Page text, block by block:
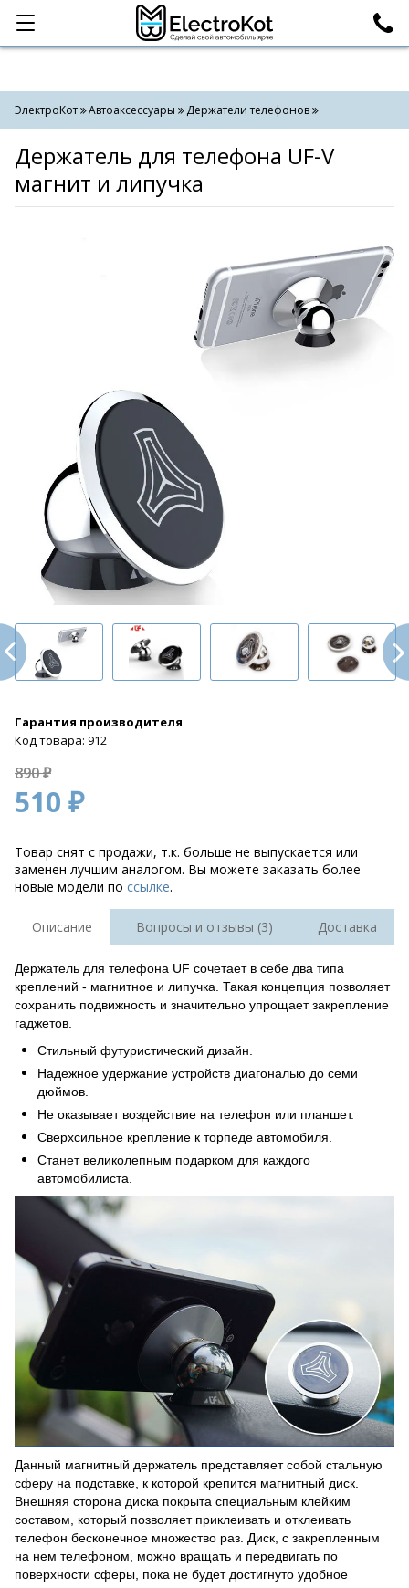
Категории Поиск
ЭлектроКот Автоаксессуары Держатели телефонов
Держатель для телефона UF-V
магнит и липучка
Гарантия производителя
Код товара: 912
890 ₽
510 ₽
Товар снят с продажи, т.к. больше не выпускается или
заменен лучшим аналогом. Вы можете заказать более
новые модели по ссылке.
Описание Вопросы и отзывы (3) Доставка
Держатель для телефона UF сочетает в себе два типа
креплений - магнитное и липучка. Такая концепция позволяет
сохранить подвижность и значительно упрощает закрепление
гаджетов.
Стильный футуристический дизайн.
Надежное удержание устройств диагональю до семи
дюймов.
Не оказывает воздействие на телефон или планшет.
Сверхсильное крепление к торпеде автомобиля.
Станет великолепным подарком для каждого
автомобилиста.
Данный магнитный держатель представляет собой стальную
сферу на подставке, к которой крепится магнитный диск.
Внешняя сторона диска покрыта специальным клейким
составом, который позволяет приклеивать и отклеивать
телефон бесконечное множество раз. Диск, с закрепленным
на нем телефоном, можно вращать и передвигать по
поверхности сферы, пока не будет достигнуто удобное